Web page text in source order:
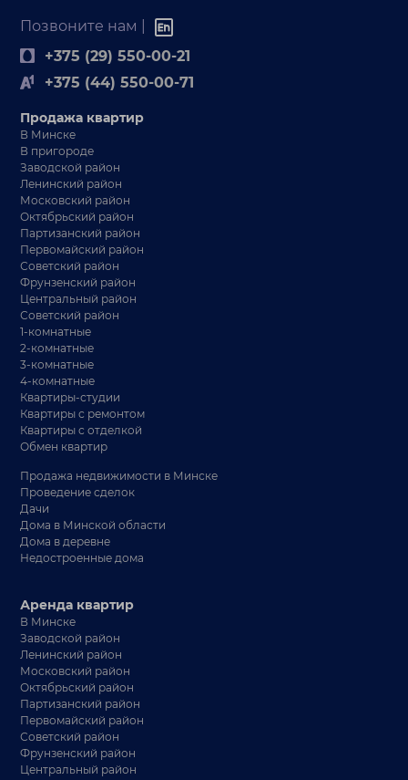
Позвоните нам |
+375 (29) 550-00-21
+375 (44) 550-00-71
Продажа квартир
В Минске
В пригороде
Заводской район
Ленинский район
Московский район
Октябрьский район
Партизанский район
Первомайский район
Советский район
Фрунзенский район
Центральный район
Советский район
1-комнатные
2-комнатные
3-комнатные
4-комнатные
Квартиры-студии
Квартиры с ремонтом
Квартиры с отделкой
Обмен квартир
Продажа недвижимости в Минске
Проведение сделок
Дачи
Дома в Минской области
Дома в деревне
Недостроенные дома
Аренда квартир
В Минске
Заводской район
Ленинский район
Московский район
Октябрьский район
Партизанский район
Первомайский район
Советский район
Фрунзенский район
Центральный район